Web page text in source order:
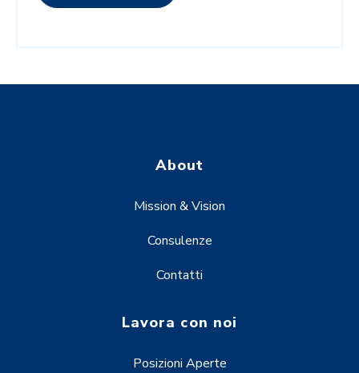
About
Mission & Vision
Consulenze
Contatti
Lavora con noi
Posizioni Aperte